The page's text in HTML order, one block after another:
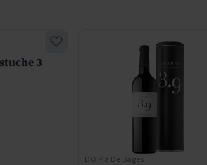
3
DO Pla De Bages